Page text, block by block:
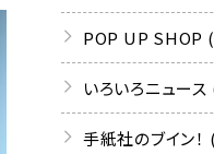
POP UP SHOP
いろいろニュース
手紙社のブイン！